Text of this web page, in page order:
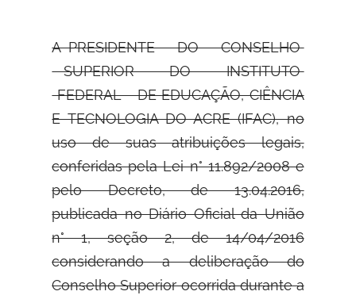
A PRESIDENTE DO CONSELHO
SUPERIOR DO INSTITUTO
FEDERAL DEEDUCAÇÃO, CIÊNCIA
E TECNOLOGIA DO ACRE (IFAC), no
uso de suas atribuições legais,
conferidas pela Lei n° 11.892/2008 e
pelo Decreto, de 13.04.2016,
publicada no Diário Oficial da União
n° 1, seção 2, de 14/04/2016
considerando a deliberação do
Conselho Superior ocorrida durante a